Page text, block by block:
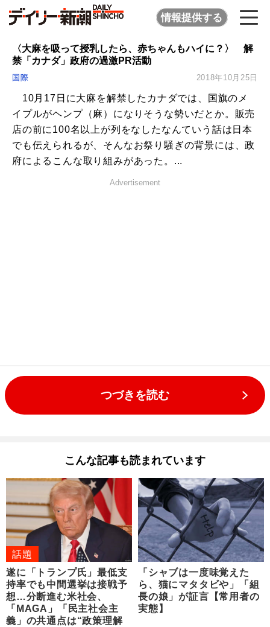
情報提供する
〈大麻を吸って授乳したら、赤ちゃんもハイに？〉 解
禁「カナダ」政府の過激PR活動
国際 2018年10月25日
10月17日に大麻を解禁したカナダでは、国旗のメ
イプルがヘンプ（麻）になりそうな勢いだとか。販売
店の前に100名以上が列をなしたなんていう話は日本
でも伝えられるが、そんなお祭り騒ぎの背景には、政
府によるこんな取り組みがあった。...
Advertisement
つづきを読む
こんな記事も読まれています
話題
遂に「トランプ氏」最低支
持率でも中間選挙は接戦予
想…分断進む米社会、
「MAGA」「民主社会主
義」の共通点は“政策理解
「シャブは一度味覚えた
ら、猫にマタタビや」「組
長の娘」が証言【常用者の
実態】